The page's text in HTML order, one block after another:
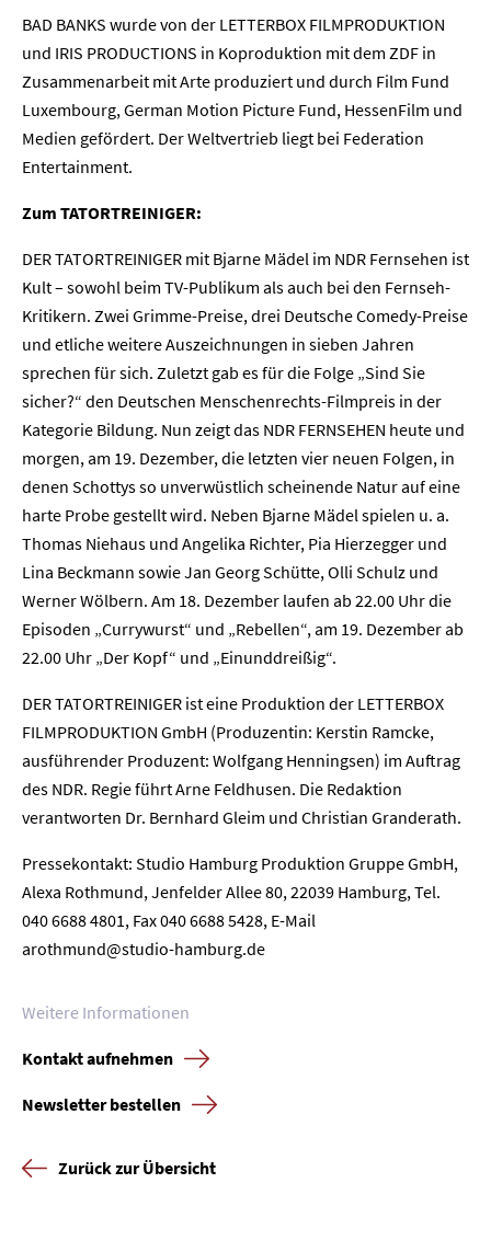
BAD BANKS wurde von der LETTERBOX FILMPRODUKTION
und IRIS PRODUCTIONS in Koproduktion mit dem ZDF in
Zusammenarbeit mit Arte produziert und durch Film Fund
Luxembourg, German Motion Picture Fund, HessenFilm und
Medien gefördert. Der Weltvertrieb liegt bei Federation
Entertainment.
Zum TATORTREINIGER:
DER TATORTREINIGER mit Bjarne Mädel im NDR Fernsehen ist
Kult – sowohl beim TV-Publikum als auch bei den Fernseh-
Kritikern. Zwei Grimme-Preise, drei Deutsche Comedy-Preise
und etliche weitere Auszeichnungen in sieben Jahren
sprechen für sich. Zuletzt gab es für die Folge „Sind Sie
sicher?“ den Deutschen Menschenrechts-Filmpreis in der
Kategorie Bildung. Nun zeigt das NDR FERNSEHEN heute und
morgen, am 19. Dezember, die letzten vier neuen Folgen, in
denen Schottys so unverwüstlich scheinende Natur auf eine
harte Probe gestellt wird. Neben Bjarne Mädel spielen u. a.
Thomas Niehaus und Angelika Richter, Pia Hierzegger und
Lina Beckmann sowie Jan Georg Schütte, Olli Schulz und
Werner Wölbern. Am 18. Dezember laufen ab 22.00 Uhr die
Episoden „Currywurst“ und „Rebellen“, am 19. Dezember ab
22.00 Uhr „Der Kopf“ und „Einunddreißig“.
DER TATORTREINIGER ist eine Produktion der LETTERBOX
FILMPRODUKTION GmbH (Produzentin: Kerstin Ramcke,
ausführender Produzent: Wolfgang Henningsen) im Auftrag
des NDR. Regie führt Arne Feldhusen. Die Redaktion
verantworten Dr. Bernhard Gleim und Christian Granderath.
Pressekontakt: Studio Hamburg Produktion Gruppe GmbH,
Alexa Rothmund, Jenfelder Allee 80, 22039 Hamburg, Tel.
040 6688 4801, Fax 040 6688 5428, E-Mail
arothmund@studio-hamburg.de
Weitere Informationen
Kontakt aufnehmen
Newsletter bestellen
Zurück zur Übersicht
Home
Unternehmen
Presse
Karriere
Kontakt
Newsletter Datenschutz Impressum